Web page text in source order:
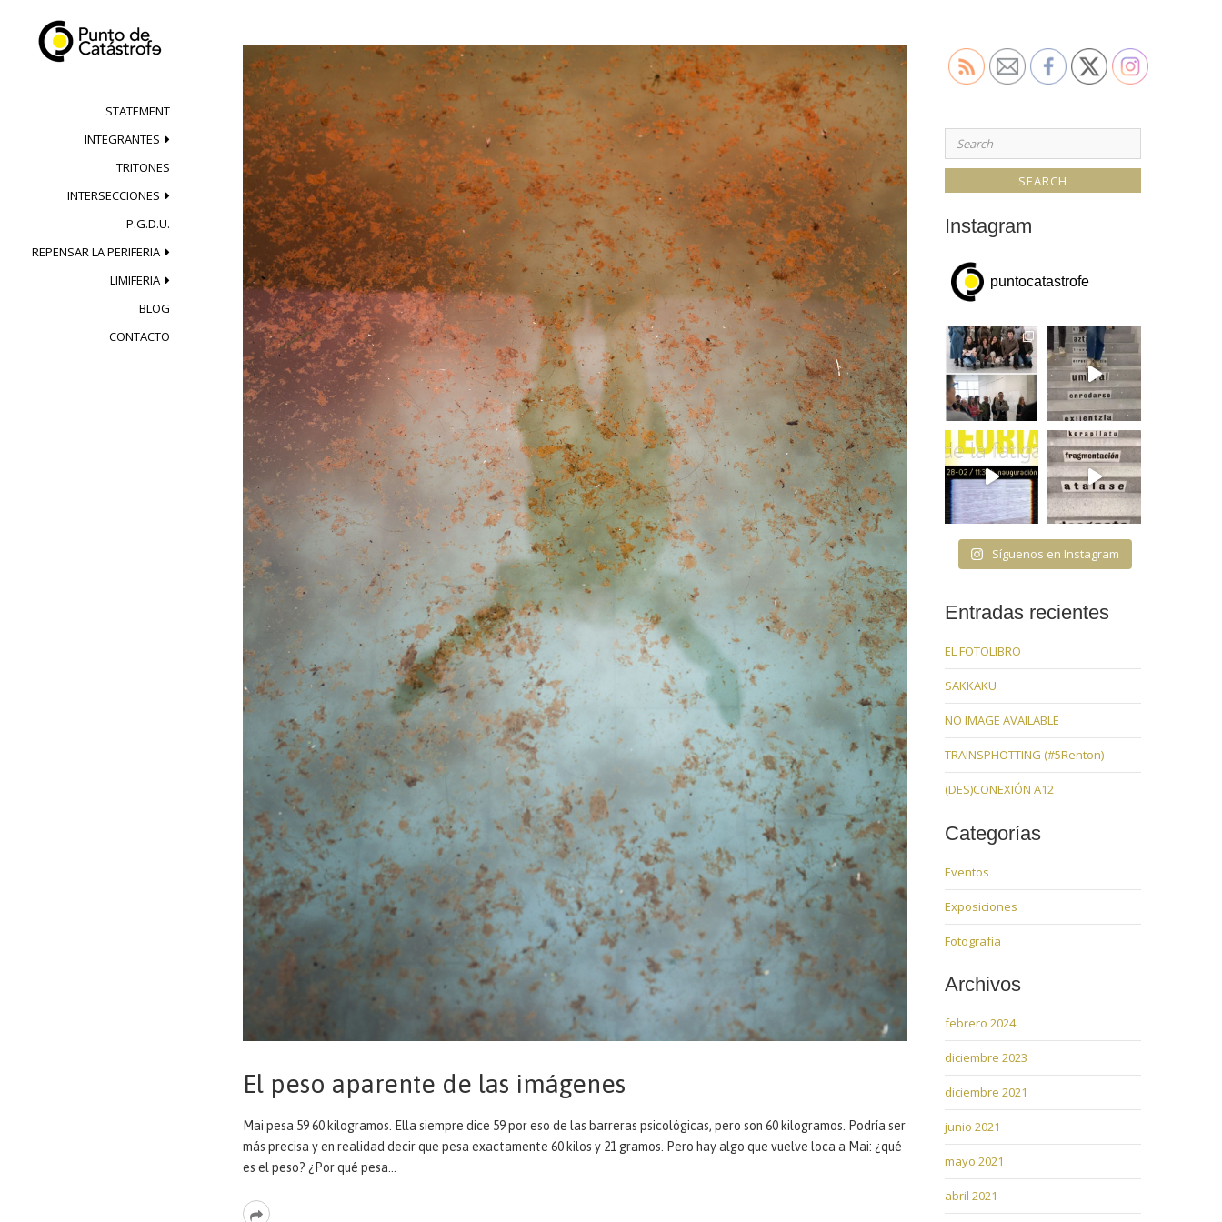
Skip
STATEMENT
INTEGRANTES
TRITONES
INTERSECCIONES
P.G.D.U.
REPENSAR LA PERIFERIA
LIMIFERIA
BLOG
CONTACTO
El peso aparente de las imágenes
Mai pesa 59 60 kilogramos. Ella siempre dice 59 por eso de las barreras psicológicas, pero son 60 kilogramos. Podría ser
más precisa y en realidad decir que pesa exactamente 60 kilos y 21 gramos. Pero hay algo que vuelve loca a Mai: ¿qué
es el peso? ¿Por qué pesa…
Read
Search
for:
Instagram
puntocatastrofe
Síguenos en Instagram
Entradas recientes
EL FOTOLIBRO
SAKKAKU
NO IMAGE AVAILABLE
TRAINSPHOTTING (#5Renton)
(DES)CONEXIÓN A12
Categorías
Eventos
Exposiciones
Fotografía
Archivos
febrero 2024
diciembre 2023
diciembre 2021
junio 2021
mayo 2021
abril 2021